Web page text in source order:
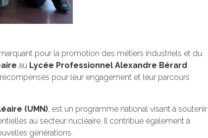
pour la promotion des métiers industriels et du
au Lycée Professionnel Alexandre Bérard.
pour leur engagement et leur parcours
(UMN), est un programme national visant à soutenir
au secteur nucléaire. Il contribue également à
générations.